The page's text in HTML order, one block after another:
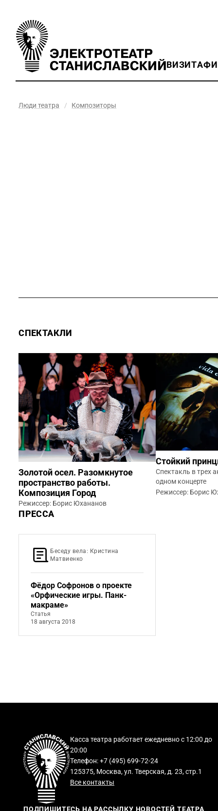
ВИЗИТ
Люди театра / Композиторы
СПЕКТАКЛИ
Золотой осел. Разомкнутое
пространство работы.
Композиция Город
Режиссер: Борис Юхананов
Стойкий
Спектакль в трех
одном концерте
Режиссер: Борис
ПРЕССА
Беседу вела: Кристина
Матвиенко
Фёдор Софронов о проекте
«Орфические игры. Панк-
макраме»
Статья
18 августа 2018
Касса театра работает ежедневно с 12:00 до
20:00
Телефон: +7 (495) 699-72-24
125375, Москва, ул. Тверская, д. 23, стр.1
Все контакты
ПОДПИШИТЕСЬ НА РАССЫЛКУ НОВОСТЕЙ ТЕАТРА